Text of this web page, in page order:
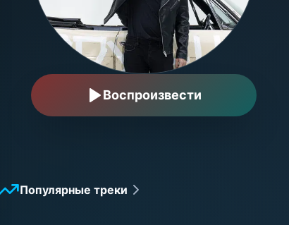
Воспроизвести
Популярные треки